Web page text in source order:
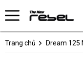
Trang chủ Dream 125